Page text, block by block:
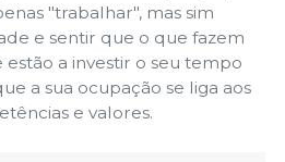
"trabalhar", mas sim
e sentir que o que fazem
a investir o seu tempo
a sua ocupação se liga aos
e valores.